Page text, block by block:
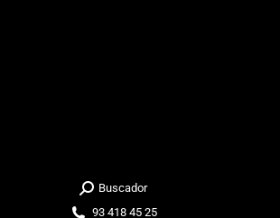
Buscar:
Buscador
93 418 45 25